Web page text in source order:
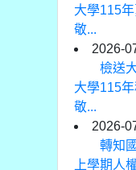
大學115
敬...
2026-
檢送
大學115
敬...
2026-
轉知
上學期人